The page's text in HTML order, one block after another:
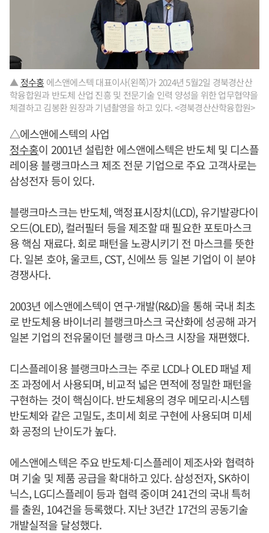
▲ 정수홍 에스앤에스텍 대표이사(왼쪽)가 2024년 5월2일 경북경산산
학융합원과 반도체 산업 진흥 및 전문기술 인력 양성을 위한 업무협약을
체결하고 김봉환 원장과 기념촬영을 하고 있다. <경북경산산학융합원>
△에스앤에스텍의 사업
정수홍이 2001년 설립한 에스앤에스텍은 반도체 및 디스플
레이용 블랭크마스크 제조 전문 기업으로 주요 고객사로는
삼성전자 등이 있다.
블랭크마스크는 반도체, 액정표시장치(LCD), 유기발광다이
오드(OLED), 컬러필터 등을 제조할 때 필요한 포토마스크
용 핵심 재료다. 회로 패턴을 노광시키기 전 마스크를 뜻한
다. 일본 호야, 울코트, CST, 신에쓰 등 일본 기업이 이 분야
경쟁사다.
2003년 에스앤에스텍이 연구·개발(R&D)을 통해 국내 최초
로 반도체용 바이너리 블랭크마스크 국산화에 성공해 과거
일본 기업의 전유물이던 블랭크 마스크 시장을 재편했다.
디스플레이용 블랭크마스크는 주로 LCD나 OLED 패널 제
조 과정에서 사용되며, 비교적 넓은 면적에 정밀한 패턴을
구현하는 것이 핵심이다. 반도체용의 경우 메모리·시스템
반도체와 같은 고밀도, 초미세 회로 구현에 사용되며 미세
화 공정의 난이도가 높다.
에스앤에스텍은 주요 반도체·디스플레이 제조사와 협력하
며 기술 및 제품 공급을 확대하고 있다. 삼성전자, SK하이
닉스, LG디스플레이 등과 협력 중이며 241건의 국내 특허
를 출원, 104건을 등록했다. 지난 3년간 17건의 공동기술
개발실적을 달성했다.